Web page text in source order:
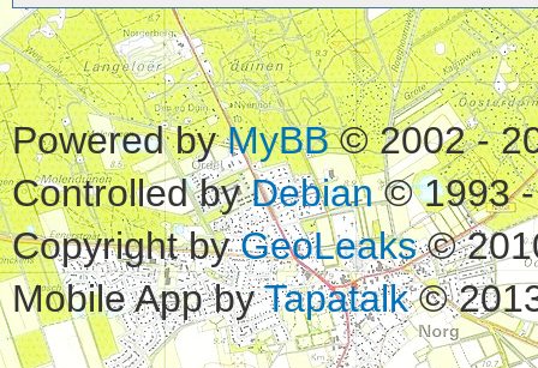
Powered byMyBB© 2002 -
Controlled byDebian© 1993
Copyright byGeoLeaks©
Mobile App byTapatalk©